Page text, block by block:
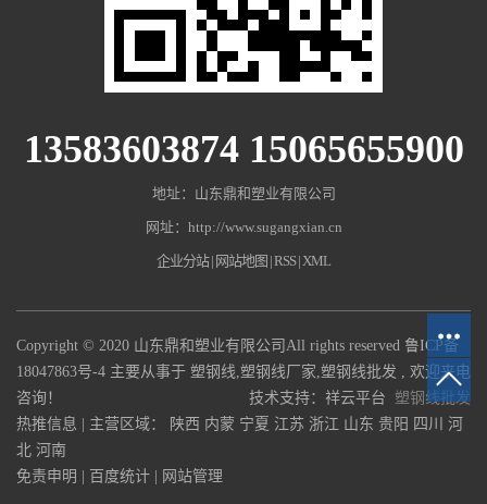
13583603874 15065655900
地址：山东鼎和塑业有限公司
网址：http://www.sugangxian.cn
企业分站| 网站地图 |RSS|XML
Copyright © 2020 山东鼎和塑业有限公司All rights reserved 鲁ICP备
18047863号-4 主要从事于 塑钢线,塑钢线厂家,塑钢线批发 , 欢迎来电
咨询！
技术支持：祥云平台 塑钢线批发
热推信息 | 主营区域： 陕西 内蒙 宁夏 江苏 浙江 山东 贵阳 四川 河
北 河南
免责申明
百度统计 网站管理